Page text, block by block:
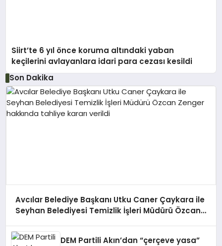
Siirt’te 6 yıl önce koruma altındaki yaban
keçilerini avlayanlara idari para cezası kesildi
Son Dakika
Avcılar Belediye Başkanı Utku Caner Çaykara ile
Seyhan Belediyesi Temizlik İşleri Müdürü Özcan
DEM Partili Akın’dan “çerçeve yasa”